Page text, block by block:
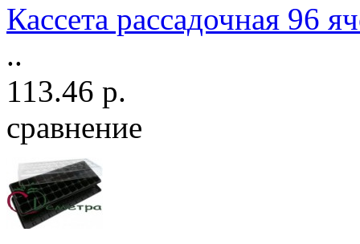
Кассета рассадочная 96
..
113.46 р.
сравнение